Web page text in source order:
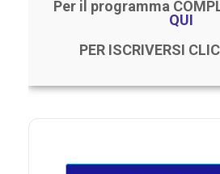
Per il programma
QUI
PER ISCRIVERSI